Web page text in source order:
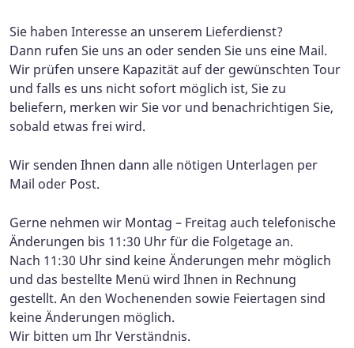
Sie haben Interesse an unserem Lieferdienst?
Dann rufen Sie uns an oder senden Sie uns eine Mail.
Wir prüfen unsere Kapazität auf der gewünschten Tour
und falls es uns nicht sofort möglich ist, Sie zu
beliefern, merken wir Sie vor und benachrichtigen Sie,
sobald etwas frei wird.
Wir senden Ihnen dann alle nötigen Unterlagen per
Mail oder Post.
Gerne nehmen wir Montag – Freitag auch telefonische
Änderungen bis 11:30 Uhr für die Folgetage an.
Nach 11:30 Uhr sind keine Änderungen mehr möglich
und das bestellte Menü wird Ihnen in Rechnung
gestellt. An den Wochenenden sowie Feiertagen sind
keine Änderungen möglich.
Wir bitten um Ihr Verständnis.